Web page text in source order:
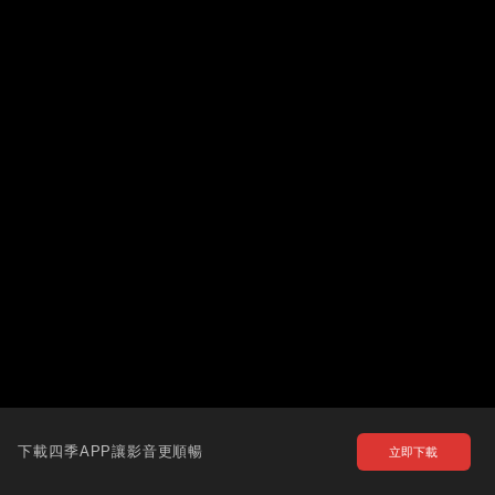
下載四季APP讓影音更順暢 立即下載